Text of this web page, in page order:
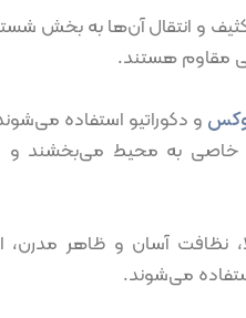
و انتقال آن‌ها به بخش
مقاوم هستند.
و دکوراتیو استفاده
خاصی به محیط می‌بخشند
نظافت آسان و ظاهر مدرن،
می‌شوند.